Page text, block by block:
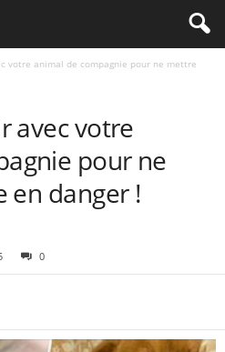
votre animal de compagnie pour ne mettre
avec votre
pour ne
en danger !
0